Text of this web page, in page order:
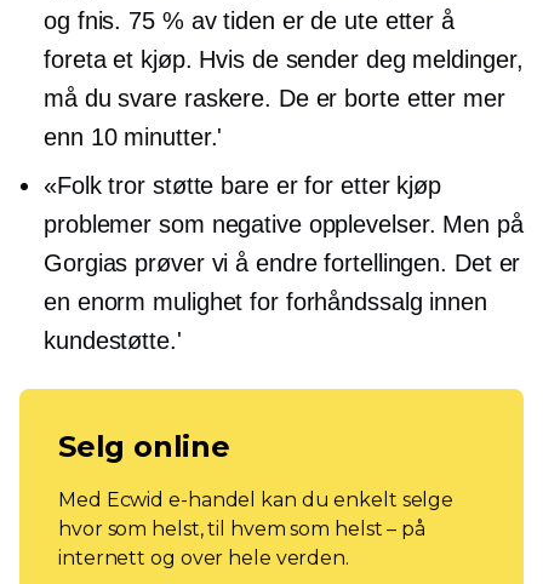
og fnis. 75 % av tiden er de ute etter å
foreta et kjøp. Hvis de sender deg meldinger,
må du svare raskere. De er borte etter mer
enn 10 minutter.'
«Folk tror støtte bare er for etter kjøp
problemer som negative opplevelser. Men på
Gorgias prøver vi å endre fortellingen. Det er
en enorm mulighet for forhåndssalg innen
kundestøtte.'
Selg online
Med Ecwid e-handel kan du enkelt selge
hvor som helst, til hvem som helst – på
internett og over hele verden.